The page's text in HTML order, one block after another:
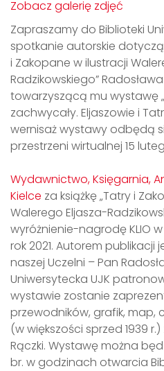
Zobacz galerię zdjęć
Zapraszamy do Biblioteki
spotkanie autorskie
i Zakopane w ilustracji
Radzikowskiego”
towarzyszącą mu wystawę
zachwycały. Eljaszowie i
wernisaż wystawy odbędą
przestrzeni wirtualnej 15
Wydawnictwo, Księgarnia,
Kielce za książkę „Tatry i
Walerego Eljasza-
wyróżnienie-nagrodę KLIO
rok 2021. Autorem
naszej Uczelni – Pan
Uniwersytecka UJK
wystawie zostanie
przewodników, grafik, map,
(w większości sprzed 1939
Rączki. Wystawę można
br. w godzinach otwarcia